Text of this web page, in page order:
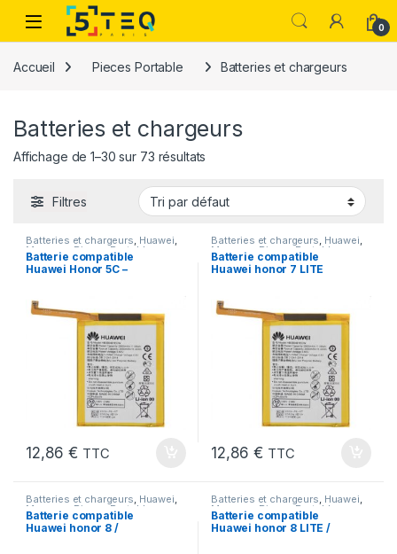
Passer à la navigation
Aller au contenu
0
Accueil Pieces Portable Batteries et chargeurs
Batteries et chargeurs
Affichage de 1–30 sur 73 résultats
Filtres
Batteries et chargeurs, Huawei,
Marques Pieces Portable
Batterie compatible
Huawei Honor 5C –
12,86€ TTC
Batteries et chargeurs, Huawei,
Marques Pieces Portable
Batterie compatible
Huawei honor 7 LITE
12,86€ TTC
Batteries et chargeurs, Huawei,
Marques Pieces Portable
Batterie compatible
Huawei honor 8 /
Batteries et chargeurs, Huawei,
Marques Pieces Portable
Batterie compatible
Huawei honor 8 LITE /